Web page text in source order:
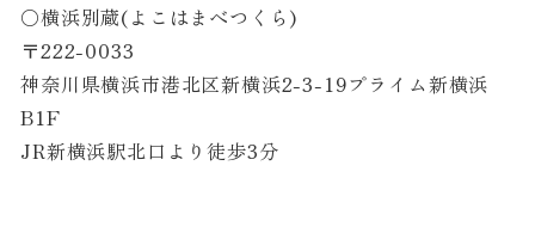
○横浜別蔵(よこはまべつくら)
〒222-0033
神奈川県横浜市港北区新横浜2-3-19プライム新横浜
B1F
JR新横浜駅北口より徒歩3分